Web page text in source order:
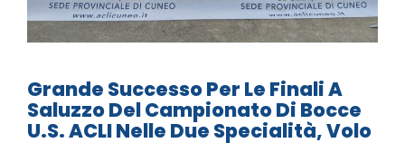
Grande Successo Per Le Finali A
Saluzzo Del Campionato Di Bocce
U.S. ACLI Nelle Due Specialità, Volo